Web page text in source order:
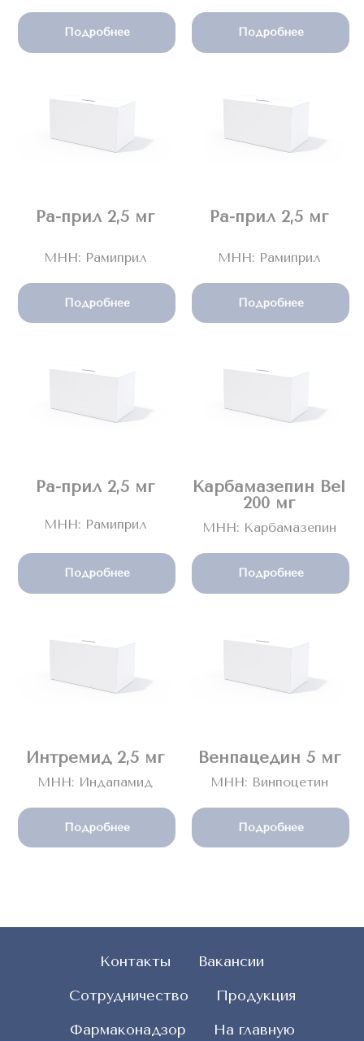
Подробнее Подробнее
Ра-прил 2,5 мг
МНН: Рамиприл
Подробнее
Ра-прил 2,5 мг
МНН: Рамиприл
Подробнее
Ра-прил 2,5 мг
МНН: Рамиприл
Подробнее
Карбамазепин Bel
200 мг
МНН: Карбамазепин
Подробнее
Интремид 2,5 мг
МНН: Индапамид
Подробнее
Венпацедин 5 мг
МНН: Винпоцетин
Подробнее
Контакты
Вакансии
Сотрудничество
Продукция
Фармаконадзор
На главную